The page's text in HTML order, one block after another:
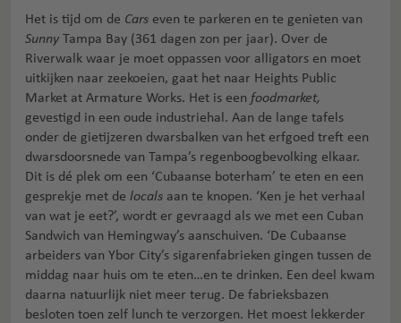
Het is tijd om de Cars even te parkeren en te genieten van
Sunny Tampa Bay (361 dagen zon per jaar). Over de
Riverwalk waar je moet oppassen voor alligators en moet
uitkijken naar zeekoeien, gaat het naar Heights Public
Market at Armature Works. Het is een foodmarket,
gevestigd in een oude industriehal. Aan de lange tafels
onder de gietijzeren dwarsbalken van het erfgoed treft een
dwarsdoorsnede van Tampa’s regenboogbevolking elkaar.
Dit is dé plek om een ‘Cubaanse boterham’ te eten en een
gesprekje met de locals aan te knopen. ‘Ken je het verhaal
van wat je eet?’, wordt er gevraagd als we met een Cuban
Sandwich van Hemingway’s aanschuiven. ‘De Cubaanse
arbeiders van Ybor City’s sigarenfabrieken gingen tussen de
middag naar huis om te eten…en te drinken. Een deel kwam
daarna natuurlijk niet meer terug. De fabrieksbazen
besloten toen zelf lunch te verzorgen. Het moest lekkerder